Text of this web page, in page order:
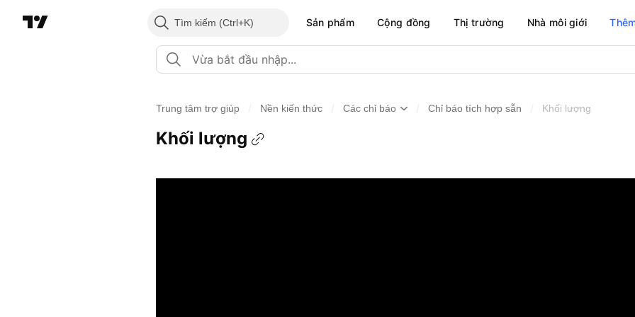
Tìm kiếm Sản phẩm Cộng đồng Thị trường Nhà môi giới
Trung tâm trợ giúp Nền kiến thức Các chỉ báo Chỉ báo tích hợp sẵn Khối lượng
Khối lượng